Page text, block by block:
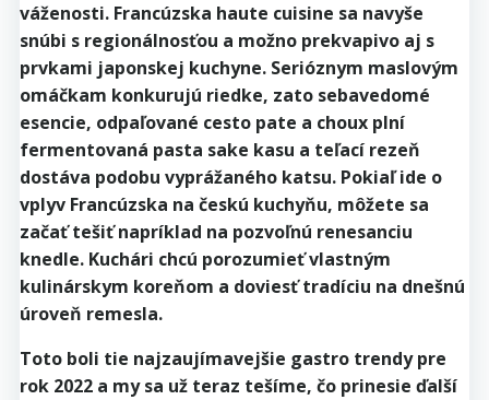
váženosti. Francúzska haute cuisine sa navyše
snúbi s regionálnosťou a možno prekvapivo aj s
prvkami japonskej kuchyne. Serióznym maslovým
omáčkam konkurujú riedke, zato sebavedomé
esencie, odpaľované cesto pate a choux plní
fermentovaná pasta sake kasu a teľací rezeň
dostáva podobu vyprážaného katsu. Pokiaľ ide o
vplyv Francúzska na českú kuchyňu, môžete sa
začať tešiť napríklad na pozvoľnú renesanciu
knedle. Kuchári chcú porozumieť vlastným
kulinárskym koreňom a doviesť tradíciu na dnešnú
úroveň remesla.
Toto boli tie najzaujímavejšie gastro trendy pre
rok 2022 a my sa už teraz tešíme, čo prinesie ďalší